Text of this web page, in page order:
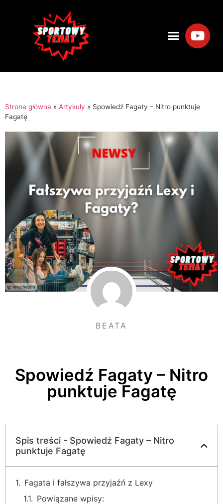
Strona główna » Artykuły » Spowiedź Fagaty – Nitro punktuje
Fagatę
BEATA
Spowiedź Fagaty – Nitro
punktuje Fagatę
Spis treści - Spowiedź Fagaty – Nitro
punktuje Fagatę
Fagata i fałszywa przyjaźń z Lexy
Powiązane wpisy: